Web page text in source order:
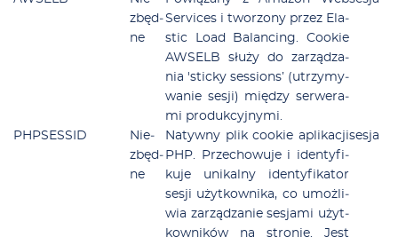
zbęd­
ne
Se­rvi­ces i two­rzo­ny przez Ela­
stic Lo­ad Ba­lan­cing. Co­okie
AWSELB słu­ży do za­rzą­dza­
nia 'stic­ky ses­sion­s’ (utrzy­my­
wa­nie se­sji) mię­dzy ser­we­ra­
mi pro­duk­cyj­ny­mi.
PHPSESSID
Nie­
zbęd­
ne
Na­tyw­ny plik co­okie apli­ka­cji
PHP. Prze­cho­wu­je i iden­ty­fi­
ku­je uni­kal­ny iden­ty­fi­ka­tor
se­sji użyt­kow­ni­ka, co umoż­li­
wia za­rzą­dza­nie se­sja­mi użyt­
kow­ni­ków na stro­nie. Jest
se­sja